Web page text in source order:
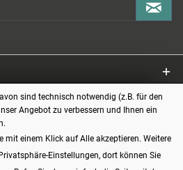
sind technisch notwendig (z.B. für den
Angebot zu verbessern und Ihnen ein
mit einem Klick auf Alle akzeptieren. Weitere
Einstellungen, dort können Sie